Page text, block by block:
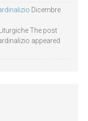
Dicembre
The post
appeared